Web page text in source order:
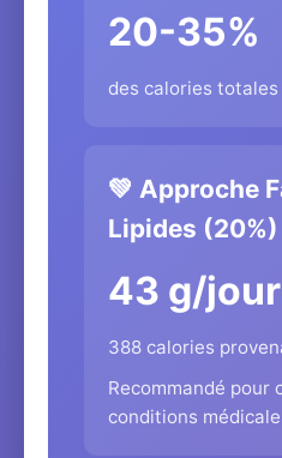
20-35%
des calories
💚 Approche
Lipides (20%)
43 g/jour
388 calories
Recommandé pour
conditions